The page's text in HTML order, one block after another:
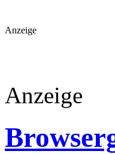
Anzeige
Anzeige